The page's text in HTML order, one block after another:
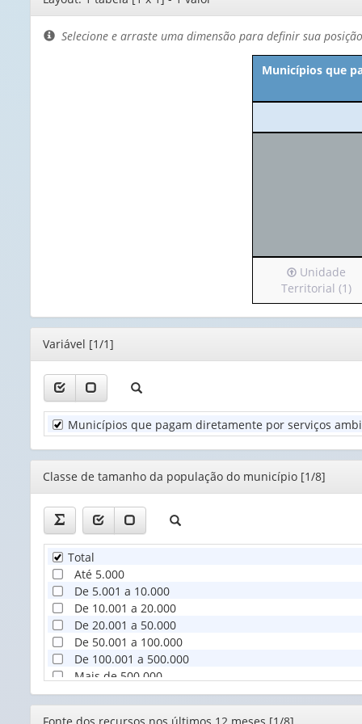
de
layoutSelecione e arraste uma dimensão para definir sua posição
Municípios que
Irá
para
o
cabeçalho
Unidade
Territorial
(1)
Unidade
Territorial (1)
Editor
Variável [1/1]
Municípios que pagam diretamente por serviços
Editor
Classe de tamanho da população do município [1/8]
Total
Até 5.000
De 5.001 a 10.000
De 10.001 a 20.000
De 20.001 a 50.000
De 50.001 a 100.000
De 100.001 a 500.000
Mais de 500.000
Editor